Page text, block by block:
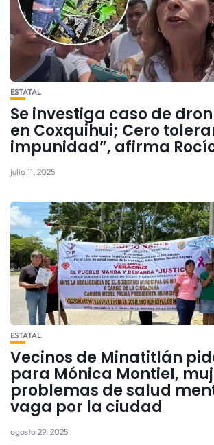
ESTATAL
Se investiga caso de
en Coxquihui; Cero
impunidad”, afirma
julio 11, 2025
ESTATAL
Vecinos de Minatitlán
para Mónica Montiel,
problemas de salud
vaga por la ciudad
agosto 29, 2025